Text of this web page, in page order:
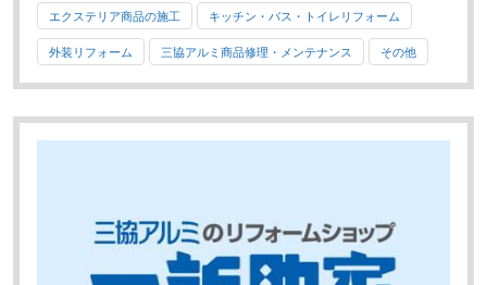
エクステリア商品の施工 キッチン・バス・トイレリフォーム
外装リフォーム 三協アルミ商品修理・メンテナンス その他